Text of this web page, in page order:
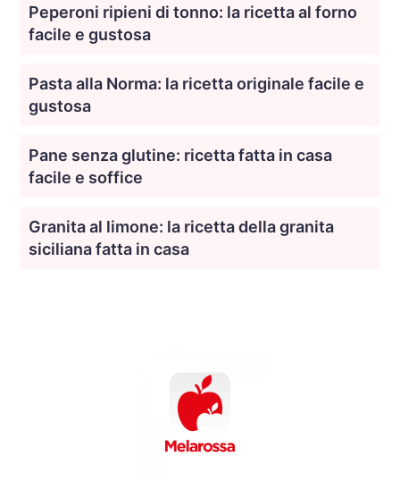
Peperoni ripieni di tonno: la ricetta al forno
facile e gustosa
Pasta alla Norma: la ricetta originale facile e
gustosa
Pane senza glutine: ricetta fatta in casa
facile e soffice
Granita al limone: la ricetta della granita
siciliana fatta in casa